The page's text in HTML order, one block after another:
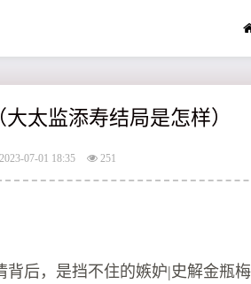
太监添寿结局是怎样）
2023-07-01 18:35 251
背后，是挡不住的嫉妒|史解金瓶